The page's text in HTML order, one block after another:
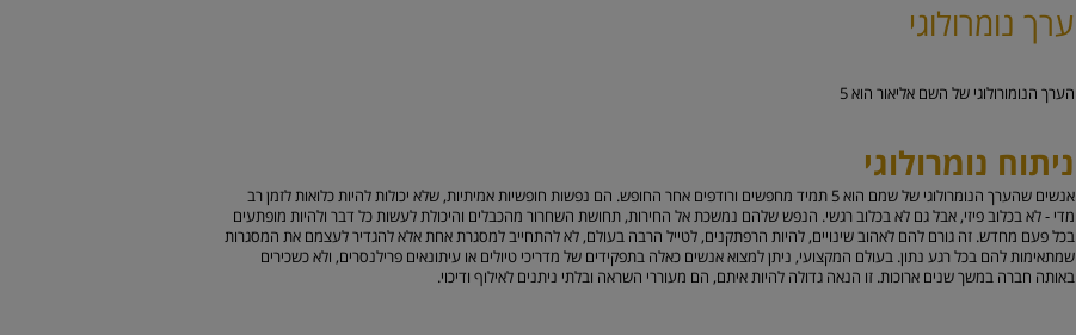
ערך נומרולוגי
הערך הנומורולוגי של השם אליאור הוא5
ניתוח נומרולוגי
אנשים שהערך הנומרולוגי של שמם הוא 5 תמיד מחפשים ורודפים אחר החופש. הם נפשות חופשיות אמיתיות, שלא יכולות להיות כלואות לזמן רב
מדי - לא בכלוב פיזי, אבל גם לא בכלוב רגשי. הנפש שלהם נמשכת אל החירות, תחושת השחרור מהכבלים והיכולת לעשות כל דבר ולהיות מופתעים
בכל פעם מחדש. זה גורם להם לאהוב שינויים, להיות הרפתקנים, לטייל הרבה בעולם, לא להתחייב למסגרת אחת אלא להגדיר לעצמם את המסגרות
שמתאימות להם בכל רגע נתון. בעולם המקצועי, ניתן למצוא אנשים כאלה בתפקידים של מדריכי טיולים או עיתונאים פרילנסרים, ולא כשכירים
באותה חברה במשך שנים ארוכות. זו הנאה גדולה להיות איתם, הם מעוררי השראה ובלתי ניתנים לאילוף ודיכוי.